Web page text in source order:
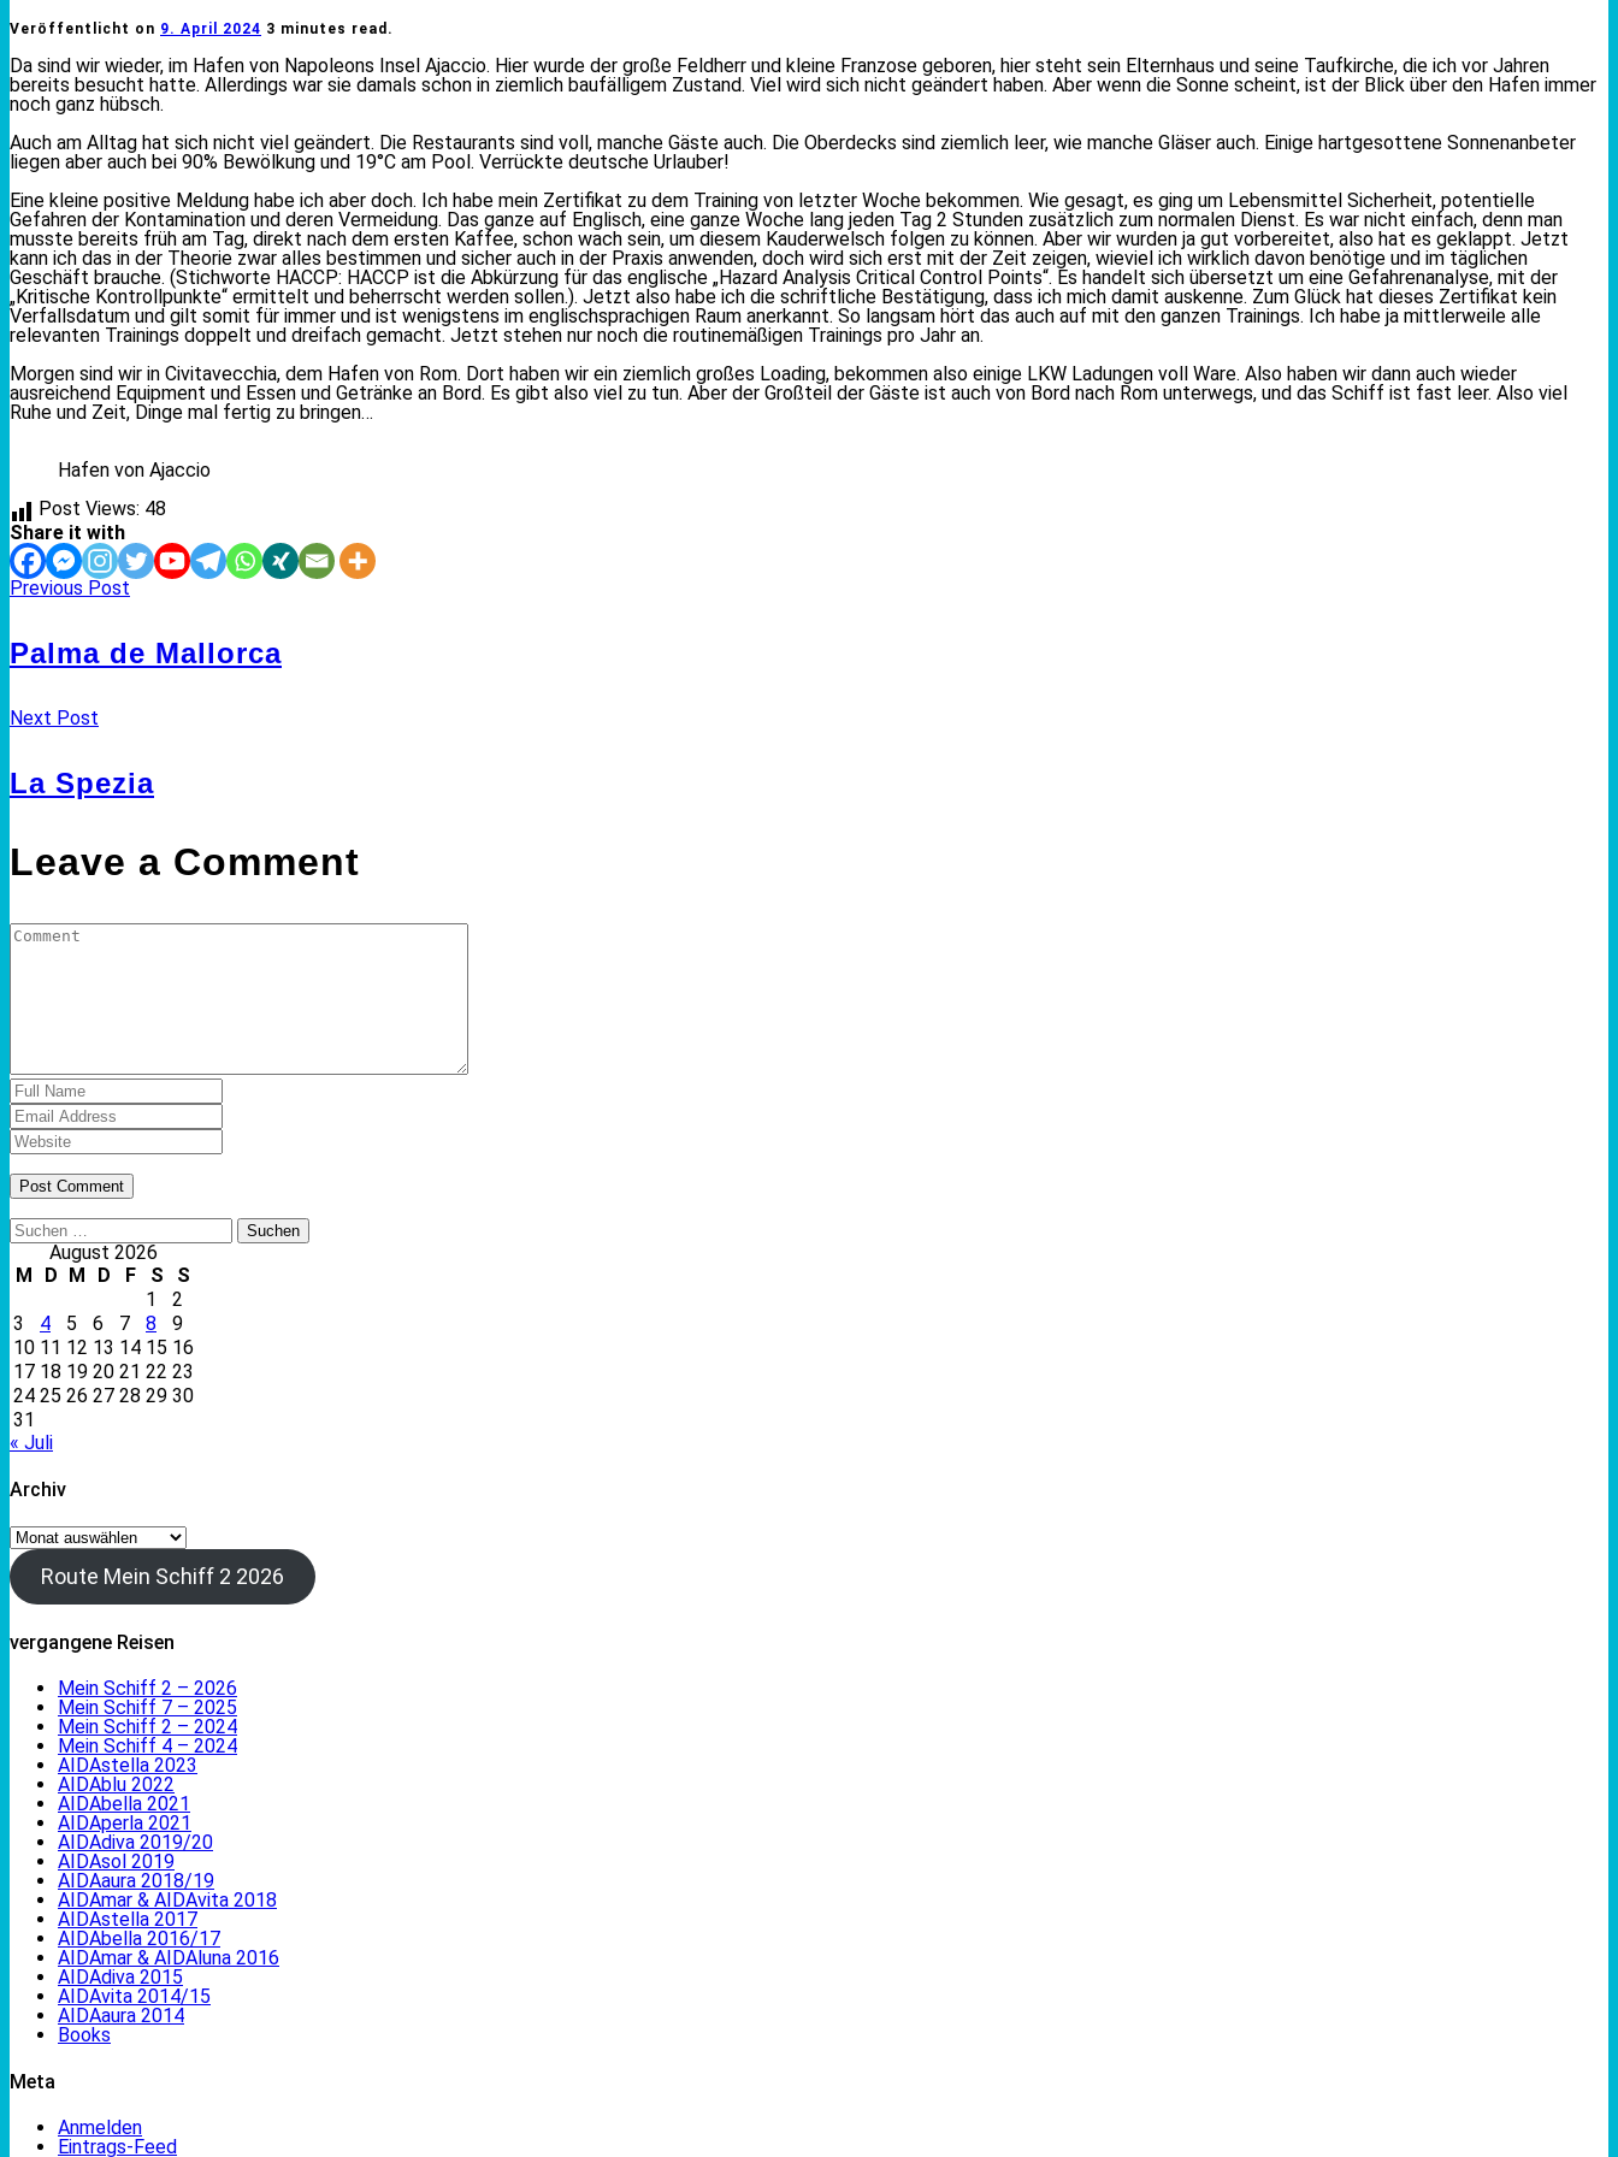
Veröffentlicht on 9. April 2024 3 minutes read.
Da sind wir wieder, im Hafen von Napoleons Insel Ajaccio. Hier wurde der große Feldherr und kleine Franzose geboren, hier steht sein Elternhaus und seine Taufkirche, die ich vor Jahren
bereits besucht hatte. Allerdings war sie damals schon in ziemlich baufälligem Zustand. Viel wird sich nicht geändert haben. Aber wenn die Sonne scheint, ist der Blick über den Hafen immer
noch ganz hübsch.
Auch am Alltag hat sich nicht viel geändert. Die Restaurants sind voll, manche Gäste auch. Die Oberdecks sind ziemlich leer, wie manche Gläser auch. Einige hartgesottene Sonnenanbeter
liegen aber auch bei 90% Bewölkung und 19°C am Pool. Verrückte deutsche Urlauber!
Eine kleine positive Meldung habe ich aber doch. Ich habe mein Zertifikat zu dem Training von letzter Woche bekommen. Wie gesagt, es ging um Lebensmittel Sicherheit, potentielle
Gefahren der Kontamination und deren Vermeidung. Das ganze auf Englisch, eine ganze Woche lang jeden Tag 2 Stunden zusätzlich zum normalen Dienst. Es war nicht einfach, denn man
musste bereits früh am Tag, direkt nach dem ersten Kaffee, schon wach sein, um diesem Kauderwelsch folgen zu können. Aber wir wurden ja gut vorbereitet, also hat es geklappt. Jetzt
kann ich das in der Theorie zwar alles bestimmen und sicher auch in der Praxis anwenden, doch wird sich erst mit der Zeit zeigen, wieviel ich wirklich davon benötige und im täglichen
Geschäft brauche. (Stichworte HACCP: HACCP ist die Abkürzung für das englische „Hazard Analysis Critical Control Points“. Es handelt sich übersetzt um eine Gefahrenanalyse, mit der
„Kritische Kontrollpunkte“ ermittelt und beherrscht werden sollen.). Jetzt also habe ich die schriftliche Bestätigung, dass ich mich damit auskenne. Zum Glück hat dieses Zertifikat kein
Verfallsdatum und gilt somit für immer und ist wenigstens im englischsprachigen Raum anerkannt. So langsam hört das auch auf mit den ganzen Trainings. Ich habe ja mittlerweile alle
relevanten Trainings doppelt und dreifach gemacht. Jetzt stehen nur noch die routinemäßigen Trainings pro Jahr an.
Morgen sind wir in Civitavecchia, dem Hafen von Rom. Dort haben wir ein ziemlich großes Loading, bekommen also einige LKW Ladungen voll Ware. Also haben wir dann auch wieder
ausreichend Equipment und Essen und Getränke an Bord. Es gibt also viel zu tun. Aber der Großteil der Gäste ist auch von Bord nach Rom unterwegs, und das Schiff ist fast leer. Also viel
Ruhe und Zeit, Dinge mal fertig zu bringen…
Hafen von Ajaccio
Post Views: 48
Share it with
Previous Post
Palma de Mallorca
Next Post
La Spezia
Leave a Comment
Suchen
nach:August 2026
M
D M D F S
S
1
2
3
4 5 6 7 8
9
10 11 12 13 14 15 16
17 18 19 20 21 22 23
24 25 26 27 28 29 30
31
« Juli
Archiv
Archiv
Route Mein Schiff 2 2026
vergangene Reisen
Mein Schiff 2 – 2026
Mein Schiff 7 – 2025
Mein Schiff 2 – 2024
Mein Schiff 4 – 2024
AIDAstella 2023
AIDAblu 2022
AIDAbella 2021
AIDAperla 2021
AIDAdiva 2019/20
AIDAsol 2019
AIDAaura 2018/19
AIDAmar & AIDAvita 2018
AIDAstella 2017
AIDAbella 2016/17
AIDAmar & AIDAluna 2016
AIDAdiva 2015
AIDAvita 2014/15
AIDAaura 2014
Books
Meta
Anmelden
Eintrags-Feed